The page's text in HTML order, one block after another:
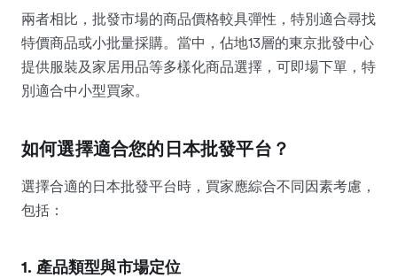
兩者相比，批發市場的商品價格較具彈性，特別適合尋找
特價商品或小批量採購。當中，佔地13層的東京批發中心
提供服裝及家居用品等多樣化商品選擇，可即場下單，特
別適合中小型買家。
如何選擇適合您的日本批發平台？
選擇合適的日本批發平台時，買家應綜合不同因素考慮，
包括：
1. 產品類型與市場定位